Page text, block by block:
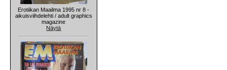
Erotiikan Maailma 1995 nr 8 -
aikuisviihdelehti / adult graphics
magazine
Näytä